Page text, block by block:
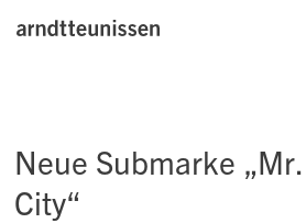
Neue Submarke
City“